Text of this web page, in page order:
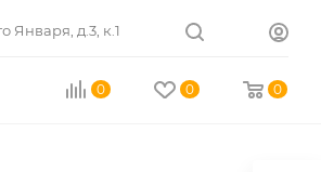
Января, д.3, к.1
0 0 0